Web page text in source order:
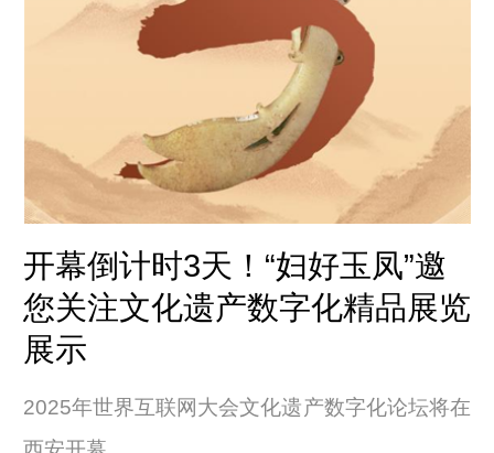
开幕倒计时3天！“妇好玉凤”邀
您关注文化遗产数字化精品展览
展示
2025年世界互联网大会文化遗产数字化论坛将在